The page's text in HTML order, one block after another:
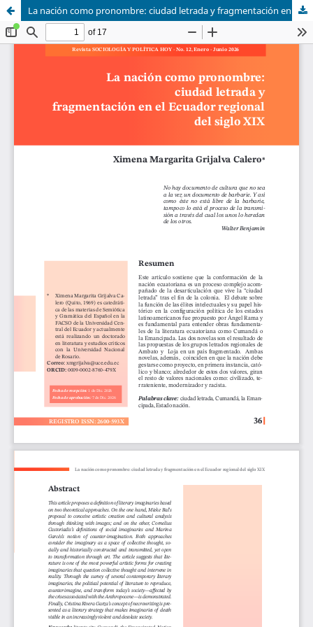
La nación como pronombre: ciudad letrada y fragmentación en el Ecuador regional del siglo XIX